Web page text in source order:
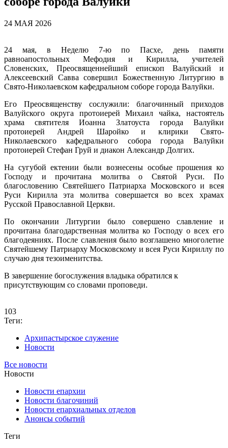
24 МАЯ 2026
24 мая, в Неделю 7-ю по Пасхе, день памяти
равноапостольных Мефодия и Кирилла, учителей
Словенских, Преосвященнейший епископ Валуйский и
Алексеевский Савва совершил Божественную Литургию в
Свято-Николаевском кафедральном соборе города Валуйки.
Его Преосвященству сослужили: благочинный приходов
Валуйского округа протоиерей Михаил чайка, настоятель
храма святителя Иоанна Златоуста города Валуйки
протоиерей Андрей Шаройко и клирики Свято-
Николаевского кафедрального собора города Валуйки
протоиерей Стефан Груй и диакон Александр Долгих.
На сугубой ектении были вознесены особые прошения ко
Господу и прочитана молитва о Святой Руси. По
благословению Святейшего Патриарха Московского и всея
Руси Кирилла эта молитва совершается во всех храмах
Русской Православной Церкви.
По окончании Литургии было совершено славление и
прочитана благодарственная молитва ко Господу о всех его
благодеяниях. После славления было возглашено многолетие
Святейшему Патриарху Московскому и всея Руси Кириллу по
случаю дня тезоименитства.
В завершение богослужения владыка обратился к
присутствующим со словами проповеди.
103
Теги:
Архипастырское служение
Новости
Все новости
Новости
Новости епархии
Новости благочиний
Новости епархиальных отделов
Анонсы событий
Теги